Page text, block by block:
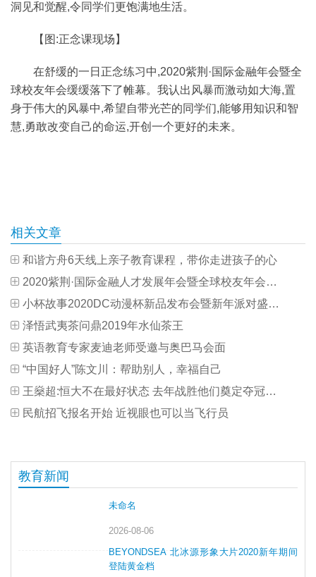
洞见和觉醒,令同学们更饱满地生活。
【图:正念课现场】
在舒缓的一日正念练习中,2020紫荆·国际金融年会暨全
球校友年会缓缓落下了帷幕。我认出风暴而激动如大海,置
身于伟大的风暴中,希望自带光芒的同学们,能够用知识和智
慧,勇敢改变自己的命运,开创一个更好的未来。
相关文章
和谐方舟6天线上亲子教育课程，带你走进孩子的心
2020紫荆·国际金融人才发展年会暨全球校友年会圆满举行
小杯故事2020DC动漫杯新品发布会暨新年派对盛势来袭
泽悟武夷茶问鼎2019年水仙茶王
英语教育专家麦迪老师受邀与奥巴马会面
“中国好人”陈文川：帮助别人，幸福自己
王燊超:恒大不在最好状态 去年战胜他们奠定夺冠基础
民航招飞报名开始 近视眼也可以当飞行员
教育新闻
未命名
2026-08-06
BEYONDSEA 北冰源形象大片2020新年期间
登陆黄金档